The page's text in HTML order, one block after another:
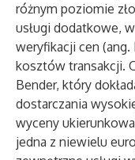
różnym poziomie
usługi dodatkowe,
weryfikacji cen (ang.
kosztów transakcji.
Bender, który
dostarczania
wyceny
jedna z niewielu